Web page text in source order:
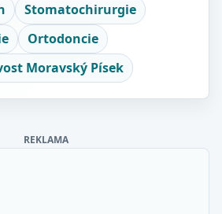
Stomatochirurgie
Ortodoncie
Moravský Písek
REKLAMA